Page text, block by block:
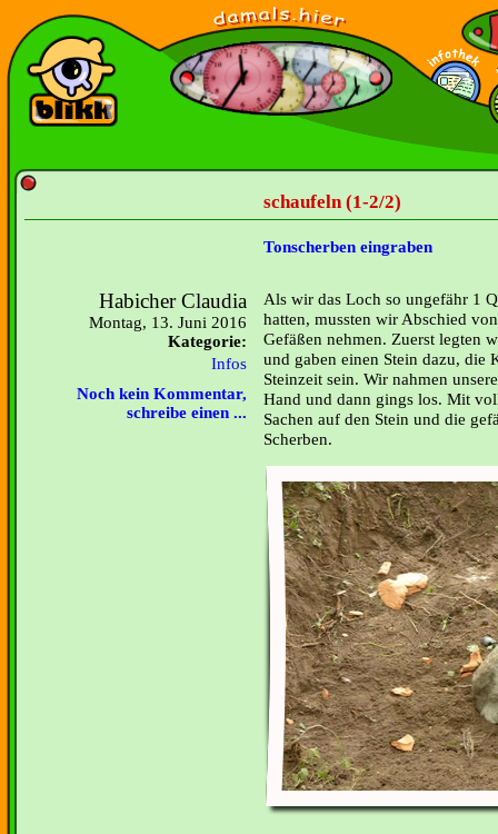
schaufeln (1-2/2)
Tonscherben eingraben
Habicher Claudia
Montag, 13. Juni 2016
Kategorie:
Infos
Noch kein Kommentar,
schreibe einen ...
Als wir das Loch so ungefähr 1
hatten, mussten wir Abschied
Gefäßen nehmen. Zuerst legten
und gaben einen Stein dazu, die
Steinzeit sein. Wir nahmen
Hand und dann gings los. Mit
Sachen auf den Stein und die
Scherben.